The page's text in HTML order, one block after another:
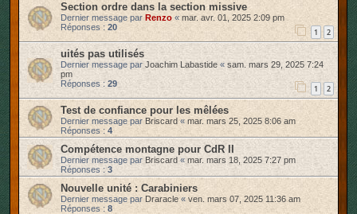
Section ordre dans la section missive
Dernier message par Renzo «mar. avr. 01, 2025 2:09 pm
Réponses : 20 1 2
uités pas utilisés
Dernier message parJoachim Labastide « sam. mars 29, 2025 7:24
pm
Réponses : 29 1 2
Test de confiance pour les mêlées
Dernier message par Briscard« mar. mars 25, 2025 8:06 am
Réponses : 4
Compétence montagne pour CdR II
Dernier message parBriscard «mar. mars 18, 2025 7:27 pm
Réponses : 3
Nouvelle unité : Carabiniers
Dernier message par Draracle« ven. mars 07, 2025 11:36 am
Réponses : 8